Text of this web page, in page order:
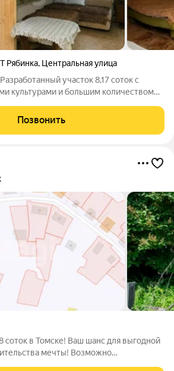
Рябинка, Центральная улица
участок 8,17 соток с
культурами и большим количеством
(полностью остекленная) кухня
Позвонить
соток в Томске! Ваш шанс для выгодной
мечты! Возможно